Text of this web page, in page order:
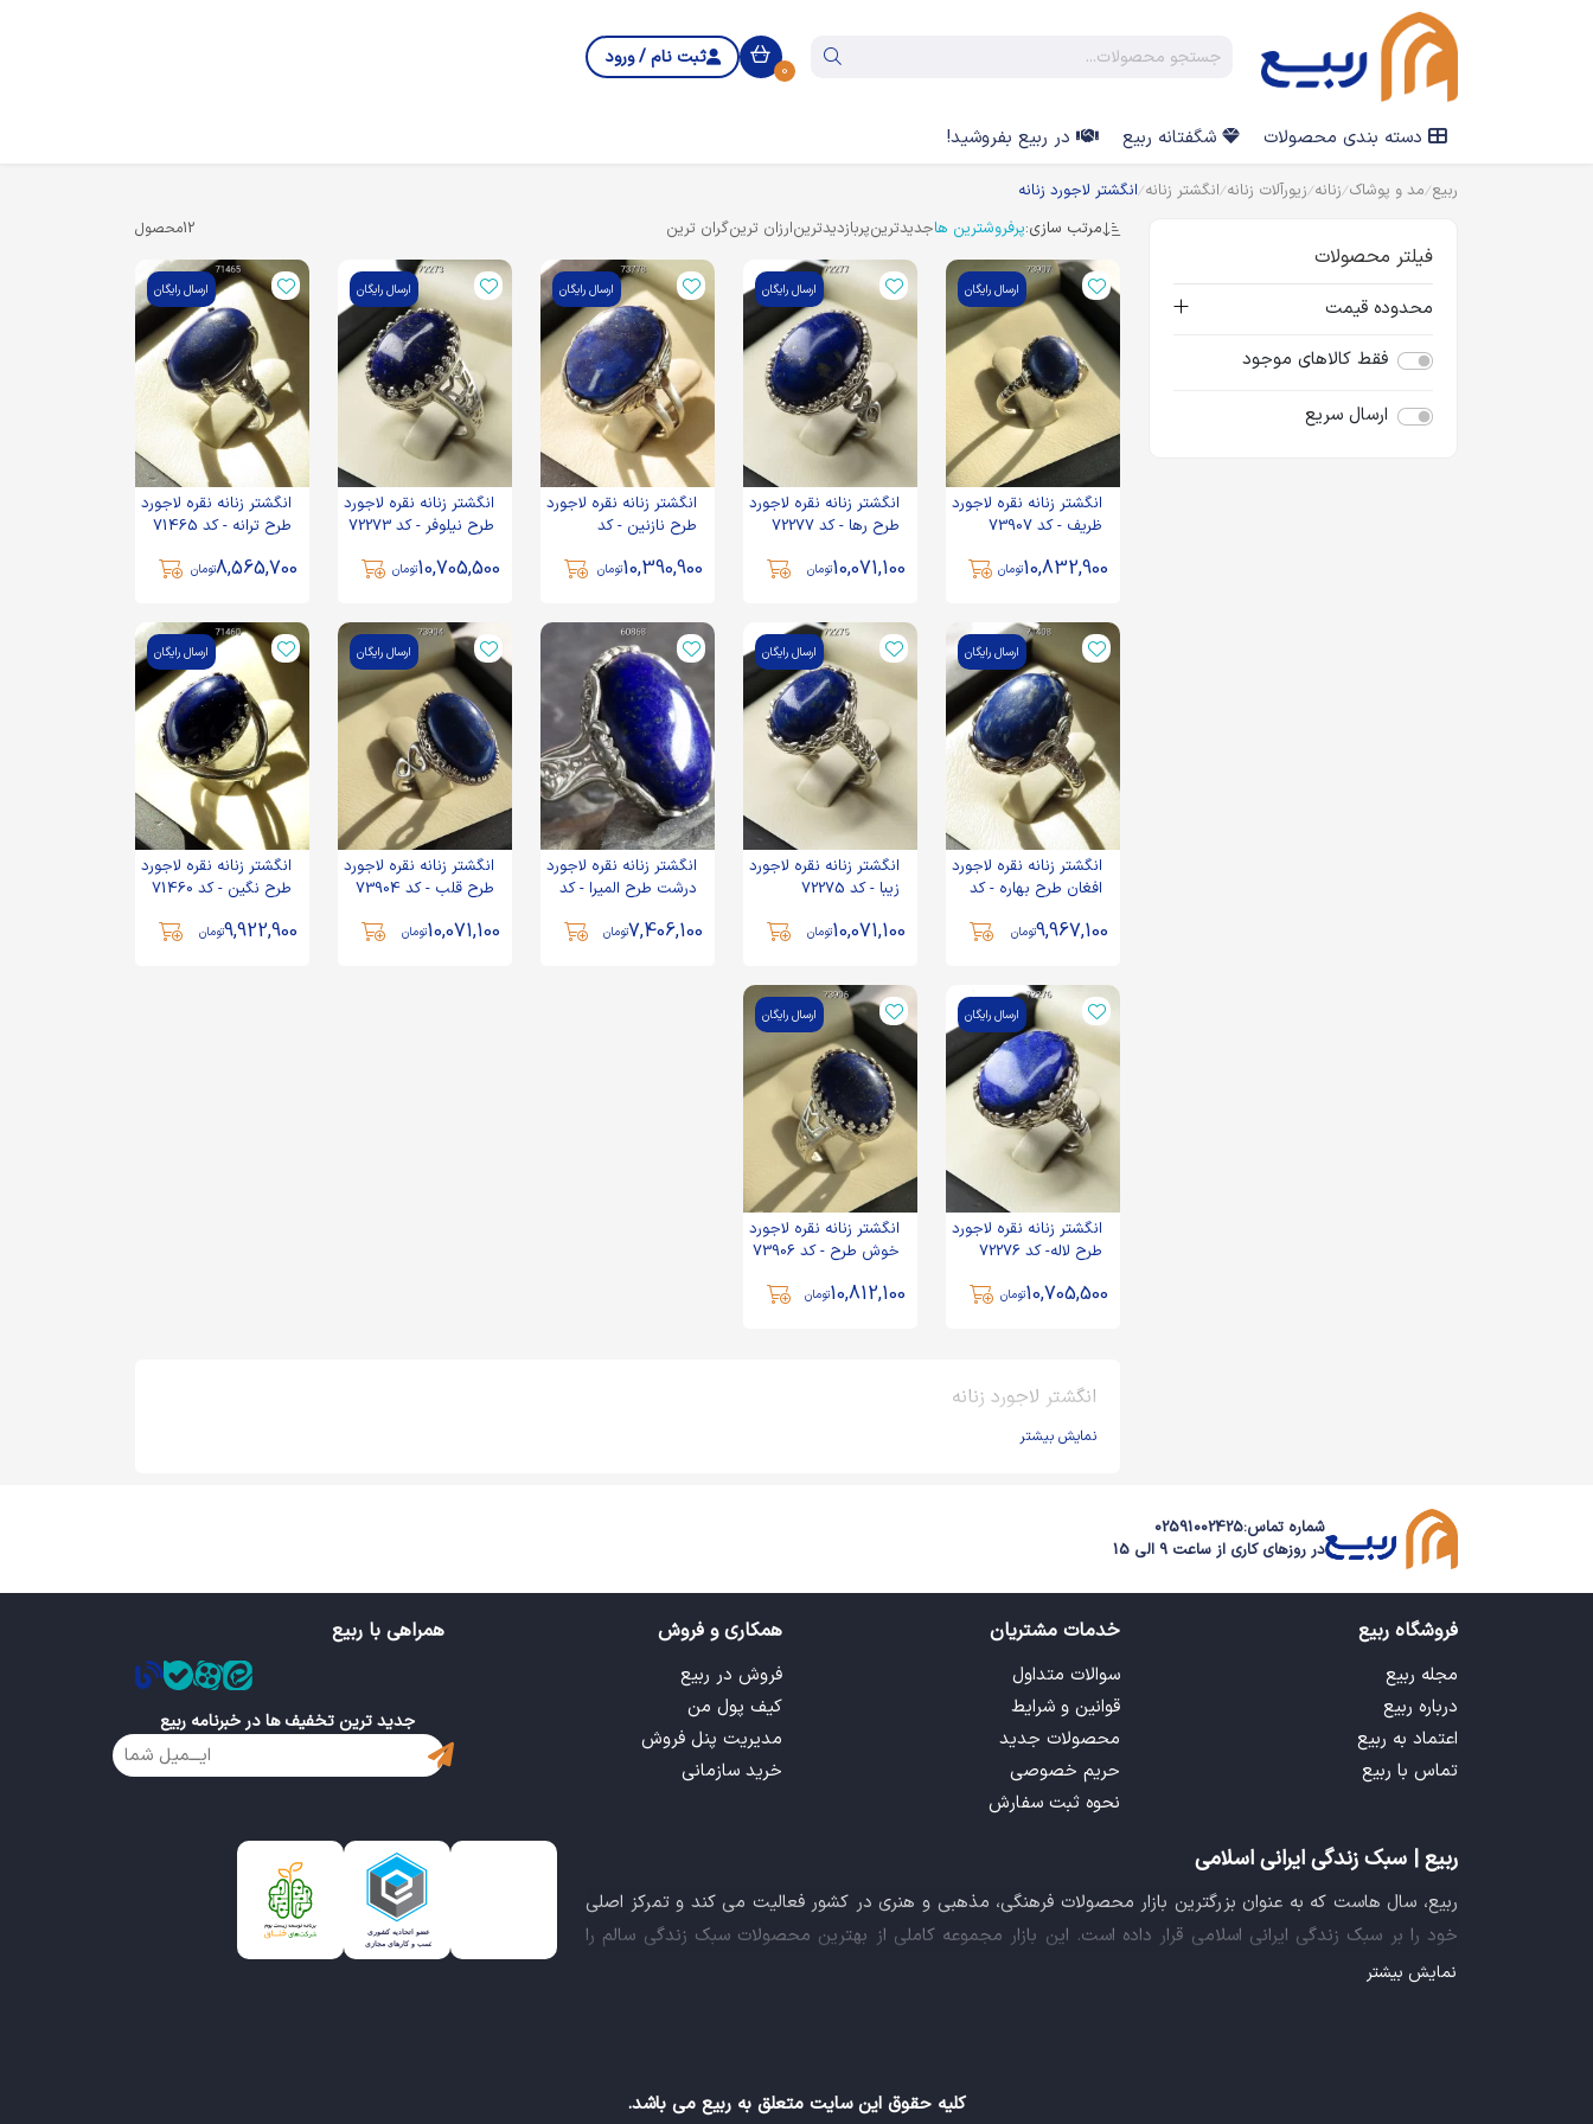
0
ثبت نام / ورود
دسته بندی محصولات شگفتانه ربیع در ربیع بفروشید!
ربیع مد و پوشاک زنانه زیورآلات زنانه انگشتر زنانه انگشتر لاجورد زنانه
فیلتر محصولات
محدوده قیمت
فقط کالاهای موجود
ارسال سریع
مرتب سازی:پرفروشترین هاجدیدترینپربازدیدترینارزان ترینگران ترین 12محصول
ارسال رایگان
انگشتر زنانه نقره لاجورد
ظریف - کد 73907
10,832,900تومان
ارسال رایگان
انگشتر زنانه نقره لاجورد
طرح رها - کد 72277
10,071,100تومان
ارسال رایگان
انگشتر زنانه نقره لاجورد
طرح نازنین - کد
10,390,900تومان
ارسال رایگان
انگشتر زنانه نقره لاجورد
طرح نیلوفر - کد 72273
10,705,500تومان
ارسال رایگان
انگشتر زنانه نقره لاجورد
طرح ترانه - کد 71465
8,565,700تومان
ارسال رایگان
انگشتر زنانه نقره لاجورد
افغان طرح بهاره - کد
9,967,100تومان
ارسال رایگان
انگشتر زنانه نقره لاجورد
زیبا - کد 72275
10,071,100تومان
انگشتر زنانه نقره لاجورد
درشت طرح المیرا - کد
7,406,100تومان
ارسال رایگان
انگشتر زنانه نقره لاجورد
طرح قلب - کد 73904
10,071,100تومان
ارسال رایگان
انگشتر زنانه نقره لاجورد
طرح نگین - کد 71460
9,922,900تومان
ارسال رایگان
انگشتر زنانه نقره لاجورد
طرح لاله- کد 72276
10,705,500تومان
ارسال رایگان
انگشتر زنانه نقره لاجورد
خوش طرح - کد 73906
10,812,100تومان
انگشتر لاجورد زنانه
نمایش بیشتر
شماره تماس:02591002425
در روزهای کاری از ساعت 9 الی 15
فروشگاه ربیع
مجله ربیع
درباره ربیع
اعتماد به ربیع
تماس با ربیع
خدمات مشتریان
سوالات متداول
قوانین و شرایط
محصولات جدید
حریم خصوصی
نحوه ثبت سفارش
همکاری و فروش
فروش در ربیع
کیف پول من
مدیریت پنل فروش
خرید سازمانی
همراهی با ربیع
جدید ترین تخفیف ها در خبرنامه ربیع
ربیع | سبک زندگی ایرانی اسلامی
ربیع، سال هاست که به عنوان بزرگترین بازار محصولات فرهنگی، مذهبی و هنری در کشور فعالیت می کند و تمرکز اصلی
خود را بر سبک زندگی ایرانی اسلامی قرار داده است. این بازار مجموعه کاملی از بهترین محصولات سبک زندگی سالم را
فراهم آورده تا تمام نیازهای شما را برای خرید اینترنتی کالاهای فرهنگی، مذهبی و هنری برآورده نماید.
مجموعه فروشگاه های شرکت بازار سبک اصیل زندگی با نام های ربیع فرهنگی، ربیع سلامتی و ربیع ورزشی، حالا در قالب
نمایش بیشتر
کلیه حقوق این سایت متعلق به ربیع می باشد.